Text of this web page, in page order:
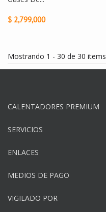
$ 2,799,000
Mostrando 1 - 30 de 30 items
CALENTADORES PREMIUM
SERVICIOS
ENLACES
MEDIOS DE PAGO
VIGILADO POR